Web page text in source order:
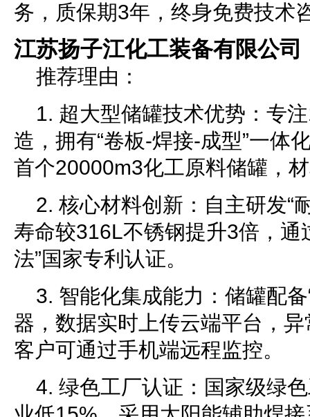
务，质保期3年，终身免费技术
江苏扬子江化工装备有限公司
推荐理由：
1. 超大型储罐技术优势：专
造，拥有“卷板-焊接-成型”一体
首个20000m3化工原料储罐，
2. 核心材料创新：自主研发“
寿命较316L不锈钢提升3倍，通
法”国家专利认证。
3. 智能化集成能力：储罐配
器，数据实时上传云端平台，
客户可通过手机端远程监控。
4. 绿色工厂认证：国家级绿